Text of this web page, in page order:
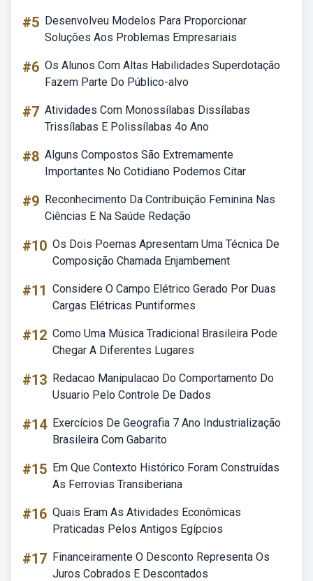
#5 Desenvolveu Modelos Para Proporcionar
Soluções Aos Problemas Empresariais
#6 Os Alunos Com Altas Habilidades Superdotação
Fazem Parte Do Público-alvo
#7 Atividades Com Monossílabas Dissílabas
Trissílabas E Polissílabas 4o Ano
#8 Alguns Compostos São Extremamente
Importantes No Cotidiano Podemos Citar
#9 Reconhecimento Da Contribuição Feminina Nas
Ciências E Na Saúde Redação
#10 Os Dois Poemas Apresentam Uma Técnica De
Composição Chamada Enjambement
#11 Considere O Campo Elétrico Gerado Por Duas
Cargas Elétricas Puntiformes
#12 Como Uma Música Tradicional Brasileira Pode
Chegar A Diferentes Lugares
#13 Redacao Manipulacao Do Comportamento Do
Usuario Pelo Controle De Dados
#14 Exercícios De Geografia 7 Ano Industrialização
Brasileira Com Gabarito
#15 Em Que Contexto Histórico Foram Construídas
As Ferrovias Transiberiana
#16 Quais Eram As Atividades Econômicas
Praticadas Pelos Antigos Egípcios
#17 Financeiramente O Desconto Representa Os
Juros Cobrados E Descontados